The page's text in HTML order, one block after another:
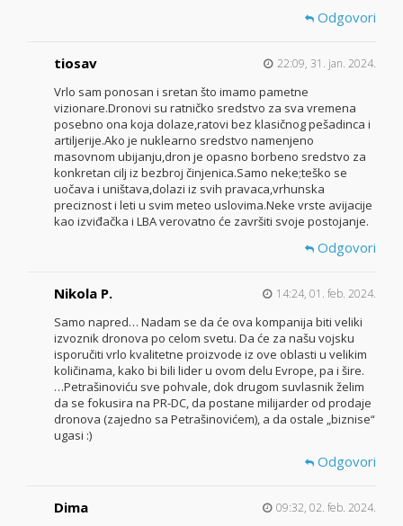
Odgovori
tiosav 22:09, 31. jan. 2024.
Vrlo sam ponosan i sretan što imamo pametne
vizionare.Dronovi su ratničko sredstvo za sva vremena
posebno ona koja dolaze,ratovi bez klasičnog pešadinca i
artiljerije.Ako je nuklearno sredstvo namenjeno
masovnom ubijanju,dron je opasno borbeno sredstvo za
konkretan cilj iz bezbroj činjenica.Samo neke;teško se
uočava i uništava,dolazi iz svih pravaca,vrhunska
preciznost i leti u svim meteo uslovima.Neke vrste avijacije
kao izviđačka i LBA verovatno će završiti svoje postojanje.
Odgovori
Nikola P. 14:24, 01. feb. 2024.
Samo napred… Nadam se da će ova kompanija biti veliki
izvoznik dronova po celom svetu. Da će za našu vojsku
isporučiti vrlo kvalitetne proizvode iz ove oblasti u velikim
količinama, kako bi bili lider u ovom delu Evrope, pa i šire.
…Petrašinoviću sve pohvale, dok drugom suvlasnik želim
da se fokusira na PR-DC, da postane milijarder od prodaje
dronova (zajedno sa Petrašinovićem), a da ostale „biznise“
ugasi :)
Odgovori
Dima 09:32, 02. feb. 2024.